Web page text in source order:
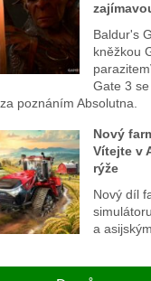
Baldur's
kněžkou
Gate 3
poznáním Absolutna.
Nový
Vítejte v
rýže
Nový díl
a